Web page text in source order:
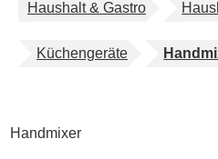
Haushalt & Gastro
Küchengeräte
Handmixer